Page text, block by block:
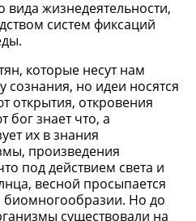
жизнедеятельности,
систем фиксаций
которые несут нам
сознания, но идеи носятся
открытия, откровения
бог знает что, а
их в знания
произведения
под действием света и
весной просыпается
Но до
существовали на